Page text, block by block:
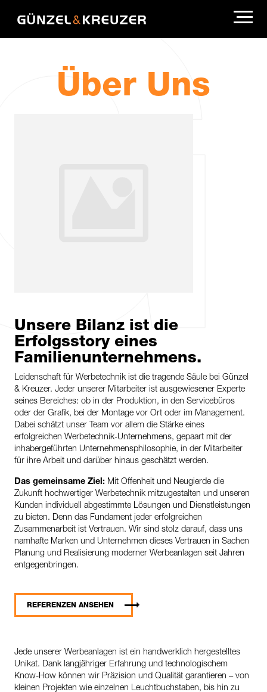
Über Uns
Unsere Bilanz ist die
Erfolgsstory eines
Familienunternehmens.
Leidenschaft für Werbetechnik ist die tragende Säule bei Günzel
& Kreuzer. Jeder unserer Mitarbeiter ist ausgewiesener Experte
seines Bereiches: ob in der Produktion, in den Servicebüros
oder der Grafik, bei der Montage vor Ort oder im Management.
Dabei schätzt unser Team vor allem die Stärke eines
erfolgreichen Werbetechnik-Unternehmens, gepaart mit der
inhabergeführten Unternehmensphilosophie, in der Mitarbeiter
für ihre Arbeit und darüber hinaus geschätzt werden.
Das gemeinsame Ziel: Mit Offenheit und Neugierde die
Zukunft hochwertiger Werbetechnik mitzugestalten und unseren
Kunden individuell abgestimmte Lösungen und Dienstleistungen
zu bieten. Denn das Fundament jeder erfolgreichen
Zusammenarbeit ist Vertrauen. Wir sind stolz darauf, dass uns
namhafte Marken und Unternehmen dieses Vertrauen in Sachen
Planung und Realisierung moderner Werbeanlagen seit Jahren
entgegenbringen.
REFERENZEN ANSEHEN
Jede unserer Werbeanlagen ist ein handwerklich hergestelltes
Unikat. Dank langjähriger Erfahrung und technologischem
Know-How können wir Präzision und Qualität garantieren – von
kleinen Projekten wie einzelnen Leuchtbuchstaben, bis hin zu